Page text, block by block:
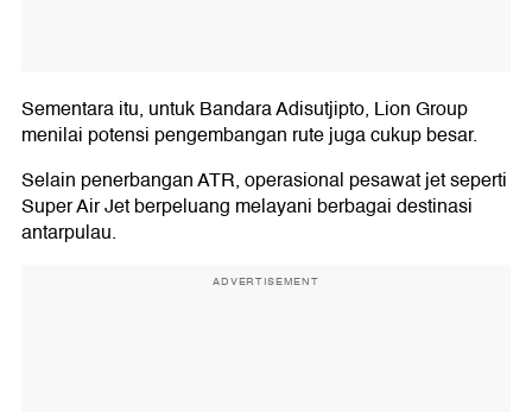
Sementara itu, untuk Bandara Adisutjipto, Lion Group
menilai potensi pengembangan rute juga cukup besar.
Selain penerbangan ATR, operasional pesawat jet seperti
Super Air Jet berpeluang melayani berbagai destinasi
antarpulau.
ADVERTISEMENT